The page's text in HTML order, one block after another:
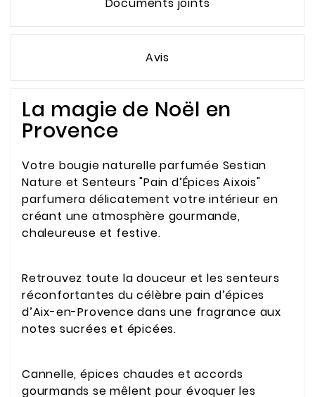
Avis
La magie de Noël en
Provence
Votre bougie naturelle parfumée Sestian
Nature et Senteurs "Pain d’Épices Aixois"
parfumera délicatement votre intérieur en
créant une atmosphère gourmande,
chaleureuse et festive.
Retrouvez toute la douceur et les senteurs
réconfortantes du célèbre pain d’épices
d’Aix-en-Provence dans une fragrance aux
notes sucrées et épicées.
Cannelle, épices chaudes et accords
gourmands se mêlent pour évoquer les